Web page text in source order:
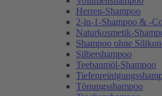
Herren-Shampoo
2-in-1-Shampoo & -
Naturkosmetik-
Shampoo ohne
Silbershampoo
Teebaumöl-Shampoo
Tönungsshampoo